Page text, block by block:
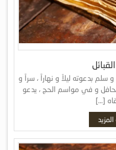
سلم بدعوته ليلاً و نهاراً ، سراً و
و في مواسم الحج ، يدعو
[…]